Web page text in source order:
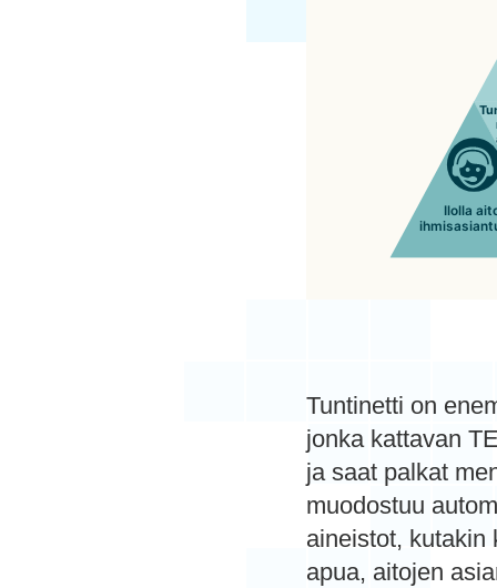
Tuntinetti on
jonka kattavan
ja saat palkat
muodostuu
aineistot, kutakin
apua, aitojen